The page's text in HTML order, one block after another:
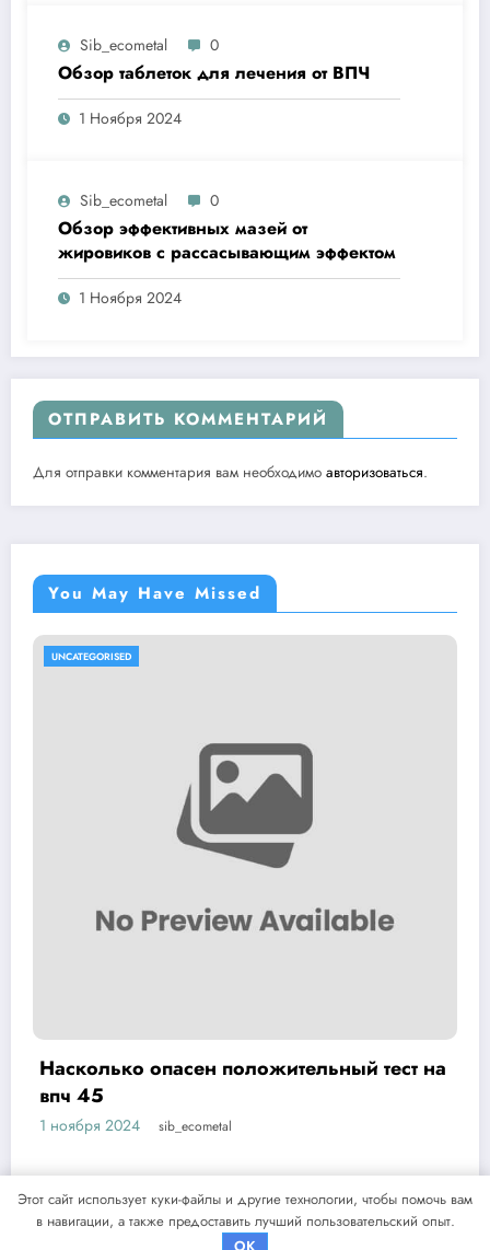
Sib_ecometal 0
Обзор таблеток для лечения от ВПЧ
1 Ноября 2024
Sib_ecometal 0
Обзор эффективных мазей от
жировиков с рассасывающим эффектом
1 Ноября 2024
ОТПРАВИТЬ КОММЕНТАРИЙ
Для отправки комментария вам необходимо авторизоваться.
You May Have Missed
тест на
Как лечить вирус
WordPress
Этот сайт использует куки-файлы и другие технологии, чтобы помочь вам
в навигации, а также предоставить лучший пользовательский опыт.